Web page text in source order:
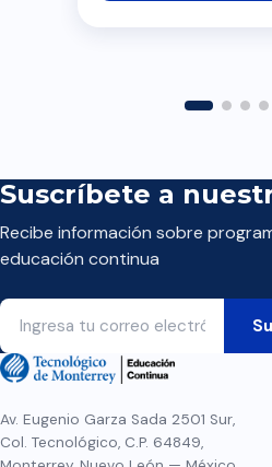
Suscríbete a
Recibe información sobre
educación continua
Av. Eugenio Garza Sada 2501 Sur,
Col. Tecnológico, C.P. 64849,